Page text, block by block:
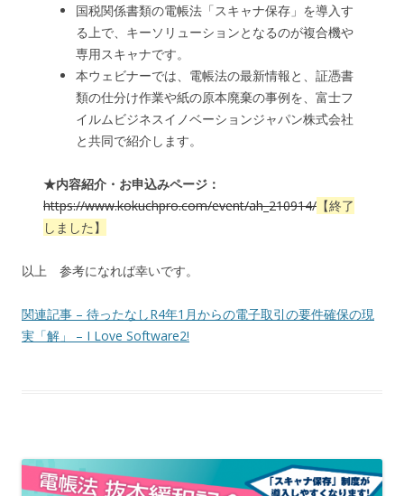
国税関係書類の電帳法「スキャナ保存」を導入す
る上で、キーソリューションとなるのが複合機や
専用スキャナです。
本ウェビナーでは、電帳法の最新情報と、証憑書
類の仕分け作業や紙の原本廃棄の事例を、富士フ
イルムビジネスイノベーションジャパン株式会社
と共同で紹介します。
★内容紹介・お申込みページ：
https://www.kokuchpro.com/event/ah_210914/ 【終了
しました】
以上 参考になれば幸いです。
関連記事 – 待ったなしR4年1月からの電子取引の要件確保の現
実「解」 – I Love Software2!